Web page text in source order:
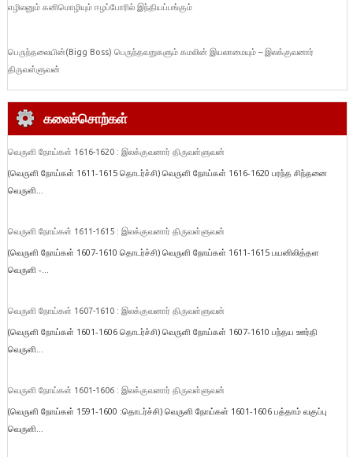
எழிலனும் கனிமொழியும் ஈழப்போரில் இந்தியப்பங்கும்
பெருந்தலையின்(Bigg Boss) பெருந்தவறுகளும் கமலின் இயலாமையும் – இலக்குவனார்
திருவள்ளுவன்
கலைச்சொற்கள்
வெருளி நோய்கள் 1616-1620 : இலக்குவனார் திருவள்ளுவன்
(வெருளி நோய்கள் 1611-1615 தொடர்ச்சி) வெருளி நோய்கள் 1616-1620 பரந்த சிந்தனை
வெருளி...
வெருளி நோய்கள் 1611-1615 : இலக்குவனார் திருவள்ளுவன்
(வெருளி நோய்கள் 1607-1610 தொடர்ச்சி) வெருளி நோய்கள் 1611-1615 பயனிலித்தள
வெருளி -...
வெருளி நோய்கள் 1607-1610 : இலக்குவனார் திருவள்ளுவன்
(வெருளி நோய்கள் 1601-1606 தொடர்ச்சி) வெருளி நோய்கள் 1607-1610 பந்தய ஊர்தி
வெருளி...
வெருளி நோய்கள் 1601-1606 : இலக்குவனார் திருவள்ளுவன்
(வெருளி நோய்கள் 1591-1600 :தொடர்ச்சி) வெருளி நோய்கள் 1601-1606 பத்தாம் வகுப்பு
வெருளி...